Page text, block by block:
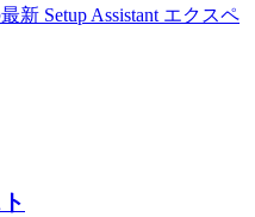
新 Setup Assistant エクスペ